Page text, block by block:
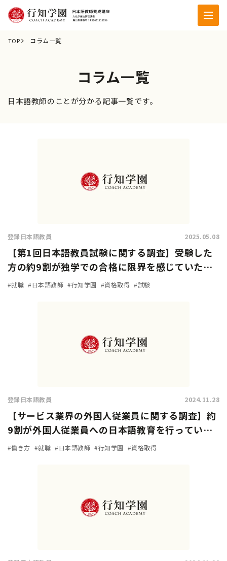
TOP コラム一覧
コラム一覧
日本語教師のことが分かる記事一覧です。
登録日本語教員 2025.05.08
【第1回日本語教員試験に関する調査】受験した
方の約9割が独学での合格に限界を感じていた…
試験対策方法や試験の難易度は？
#就職 #日本語教師 #行知学園 #資格取得 #試験
登録日本語教員 2024.11.28
【サービス業界の外国人従業員に関する調査】約
9割が外国人従業員への日本語教育を行っている
と回答。加速化する『登録日本語教員』の需要！
#働き方 #就職 #日本語教師 #行知学園 #資格取得